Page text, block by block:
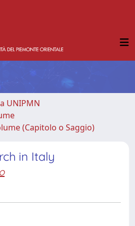
UNIPMN
(Capitolo o Saggio)
in Italy